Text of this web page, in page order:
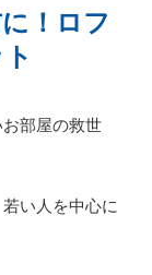
！ロフ
部屋の救世
い人を中心に